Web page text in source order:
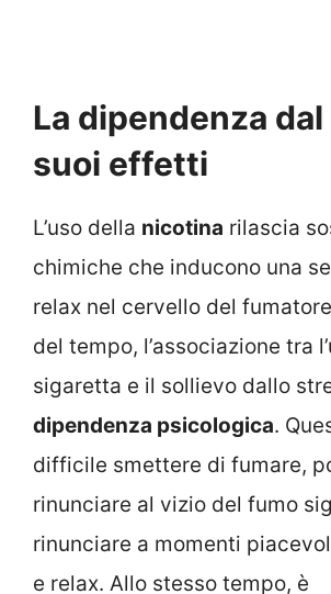
La dipendenza
suoi effetti
L’uso della nicotina rilascia
chimiche che inducono una
relax nel cervello del
del tempo, l’associazione tra
sigaretta e il sollievo dallo
dipendenza psicologica.
difficile smettere di fumare,
rinunciare al vizio del fumo
rinunciare a momenti
e relax. Allo stesso tempo, è